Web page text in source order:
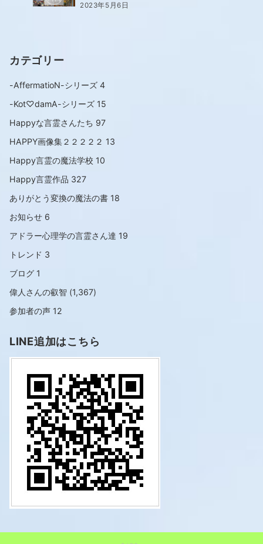
2023年5月6日
カテゴリー
-AffermatioN-シリーズ 4
-Kot♡damA-シリーズ 15
Happyな言霊さんたち 97
HAPPY画像集２２２２２ 13
Happy言霊の魔法学校 10
Happy言霊作品 327
ありがとう変換の魔法の書 18
お知らせ 6
アドラー心理学の言霊さん達 19
トレンド 3
ブログ 1
偉人さんの叡智 (1,367)
参加者の声 12
LINE追加はこちら